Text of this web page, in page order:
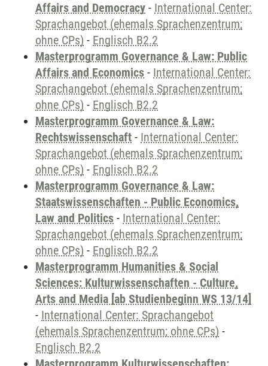
Affairs and Democracy - International Center:
Sprachangebot (ehemals Sprachenzentrum;
ohne CPs) - Englisch B2.2
Masterprogramm Governance & Law: Public
Affairs and Economics - International Center:
Sprachangebot (ehemals Sprachenzentrum;
ohne CPs) - Englisch B2.2
Masterprogramm Governance & Law:
Rechtswissenschaft - International Center:
Sprachangebot (ehemals Sprachenzentrum;
ohne CPs) - Englisch B2.2
Masterprogramm Governance & Law:
Staatswissenschaften - Public Economics,
Law and Politics - International Center:
Sprachangebot (ehemals Sprachenzentrum;
ohne CPs) - Englisch B2.2
Masterprogramm Humanities & Social
Sciences: Kulturwissenschaften - Culture,
Arts and Media [ab Studienbeginn WS 13/14]
- International Center: Sprachangebot
(ehemals Sprachenzentrum; ohne CPs) -
Englisch B2.2